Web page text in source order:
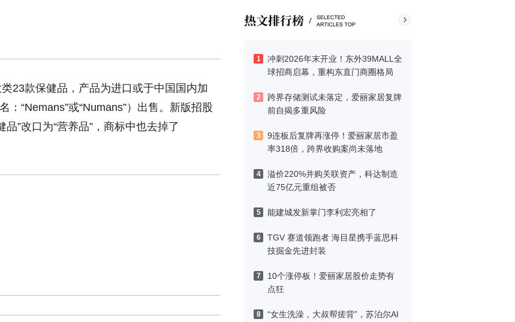
1
冲刺2026年末开业！东外39MALL全
球招商启幕，重构东直门商圈格局
2
跨界存储测试未落定，爱丽家居复牌
前自揭多重风险
3
9连板后复牌再涨停！爱丽家居市盈
率318倍，跨界收购案尚未落地
4
溢价220%并购关联资产，科达制造
近75亿元重组被否
5 能建城发新掌门李利宏亮相了
6
TGV 赛道领跑者 海目星携手蓝思科
技掘金先进封装
7
10个涨停板！爱丽家居股价走势有
点狂
8
“女生洗澡，大叔帮搓背”，苏泊尔AI
23款保健品，产品为进口或于中国国内加
：“Nemans”或“Numans”）出售。新版招股
”改口为“营养品”，商标中也去掉了